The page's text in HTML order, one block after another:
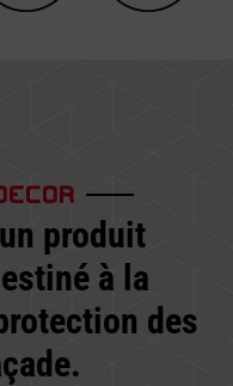
produit
à la
des